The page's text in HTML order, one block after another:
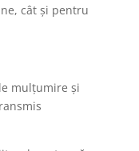
cât şi pentru
mulţumire şi